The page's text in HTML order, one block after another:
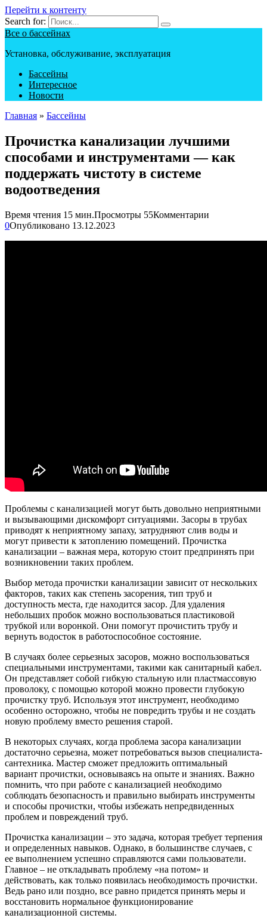
Перейти к контенту
Search for:
Все о бассейнах
Установка, обслуживание, эксплуатация
Бассейны
Интересное
Новости
Главная » Бассейны
Прочистка канализации лучшими
способами и инструментами — как
поддержать чистоту в системе
водоотведения
Время чтения 15 мин.Просмотры 55Комментарии
0Опубликовано 13.12.2023
Проблемы с канализацией могут быть довольно неприятными
и вызывающими дискомфорт ситуациями. Засоры в трубах
приводят к неприятному запаху, затрудняют слив воды и
могут привести к затоплению помещений. Прочистка
канализации – важная мера, которую стоит предпринять при
возникновении таких проблем.
Выбор метода прочистки канализации зависит от нескольких
факторов, таких как степень засорения, тип труб и
доступность места, где находится засор. Для удаления
небольших пробок можно воспользоваться пластиковой
трубкой или воронкой. Они помогут прочистить трубу и
вернуть водосток в работоспособное состояние.
В случаях более серьезных засоров, можно воспользоваться
специальными инструментами, такими как санитарный кабел.
Он представляет собой гибкую стальную или пластмассовую
проволоку, с помощью которой можно провести глубокую
прочистку труб. Используя этот инструмент, необходимо
особенно осторожно, чтобы не повредить трубы и не создать
новую проблему вместо решения старой.
В некоторых случаях, когда проблема засора канализации
достаточно серьезна, может потребоваться вызов специалиста-
сантехника. Мастер сможет предложить оптимальный
вариант прочистки, основываясь на опыте и знаниях. Важно
помнить, что при работе с канализацией необходимо
соблюдать безопасность и правильно выбирать инструменты
и способы прочистки, чтобы избежать непредвиденных
проблем и повреждений труб.
Прочистка канализации – это задача, которая требует терпения
и определенных навыков. Однако, в большинстве случаев, с
ее выполнением успешно справляются сами пользователи.
Главное – не откладывать проблему «на потом» и
действовать, как только появилась необходимость прочистки.
Ведь рано или поздно, все равно придется принять меры и
восстановить нормальное функционирование
канализационной системы.